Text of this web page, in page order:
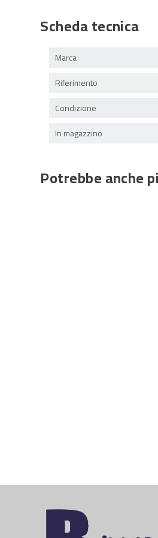
Scheda tecnica
Marca
Riferimento
Condizione
In magazzino
Potrebbe anche